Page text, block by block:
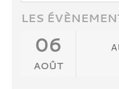
LES
06
AOÛT